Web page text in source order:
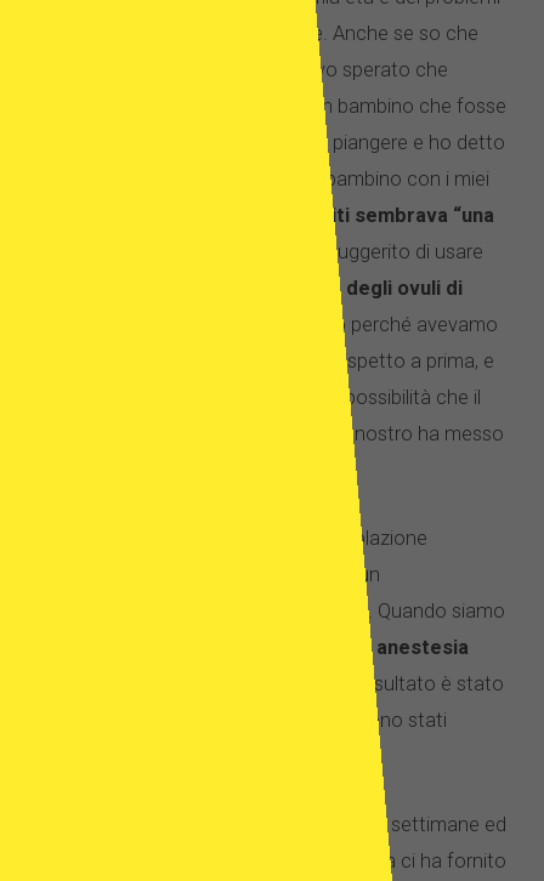
che abbiamo avuto nel concepire. Anche se so che
poteva andare in quel modo, avevo sperato che
saremmo stati in grado di avere un bambino che fosse
nostro e solo nostro. Ho iniziato a piangere e ho detto
al dottore che volevo avere il mio bambino con i miei
la donazione di ovociti sembrava “una
. Quindi hanno suggerito di usare
una combinazione dei miei ovuli e degli ovuli di
Questo sembrava giusto perché avevamo
un po’ più di controllo sul processo rispetto a prima, e
la sensazione che ci fossero buone possibilità che il
bambino fosse geneticamente tutto nostro ha messo
Ci hanno prescritto le iniezioni di stimolazione
ormonale e siamo tornati a casa con un
appuntamento prenotato per un mese. Quando siamo
2 ovociti da me in anestesia
Il risultato è stato
di 4 embrioni sani e dopo 5 giorni due sono stati
Ci sono stati controlli e di nuovo a 6 e 12 settimane ed
è stato confermato. ero incinta. La clinica ci ha fornito